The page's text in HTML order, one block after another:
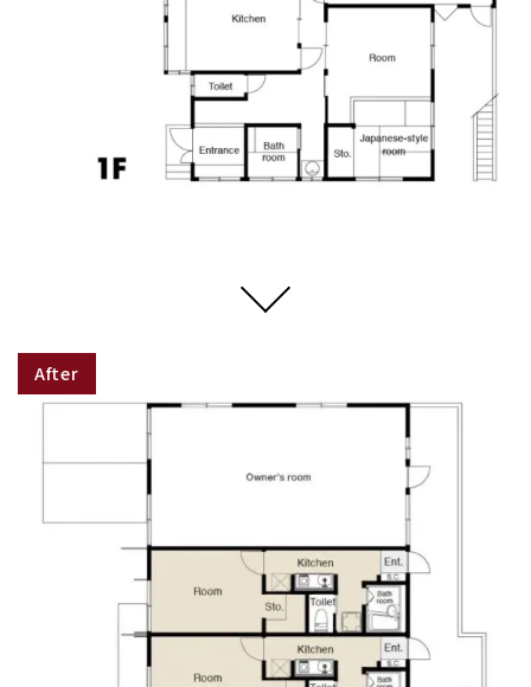
After